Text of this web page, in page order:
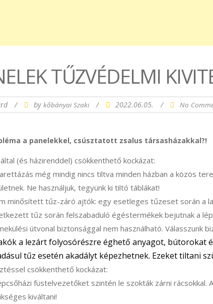
TŰZVÉDELMI
/ by kőbányai Szaki / 2022.06.05. / No
a panelekkel, csúsztatott zsalus társasházakkal?!
(és házirenddel) csökkenthető kockázat:
még mindig nincs tiltva minden házban a közös
Ne használjuk, tegyünk ki tiltó táblákat!
minősített tűz-záró ajtók: egy esetleges tűzeset során a
tűz során felszabaduló égéstermékek bejutnak a
útvonal biztonsággal nem használható. Válasszunk
a lezárt folyosórészre éghető anyagot, bútorokat
tűz esetén akadályt képezhetnek. Ezeket tiltani
csökkenthető kockázat:
füstelvezetőket szintén le szokták zárni rácsokkal.
kiváltani!